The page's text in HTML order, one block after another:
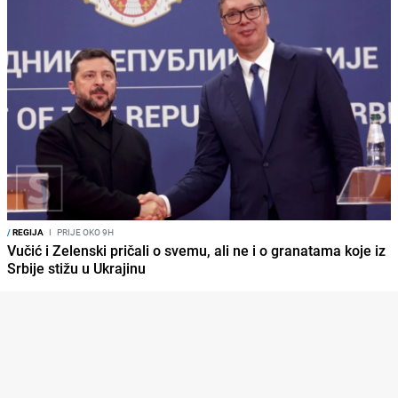
/REGIJA I PRIJE OKO 9H
Vučić i Zelenski pričali o svemu, ali ne i o granatama koje iz
Srbije stižu u Ukrajinu